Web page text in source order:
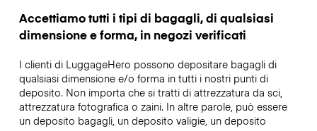
Accettiamo tutti i tipi di bagagli, di qualsiasi
dimensione e forma, in negozi verificati
I clienti di LuggageHero possono depositare bagagli di
qualsiasi dimensione e/o forma in tutti i nostri punti di
deposito. Non importa che si tratti di attrezzatura da sci,
attrezzatura fotografica o zaini. In altre parole, può essere
un deposito bagagli, un deposito valigie, un deposito